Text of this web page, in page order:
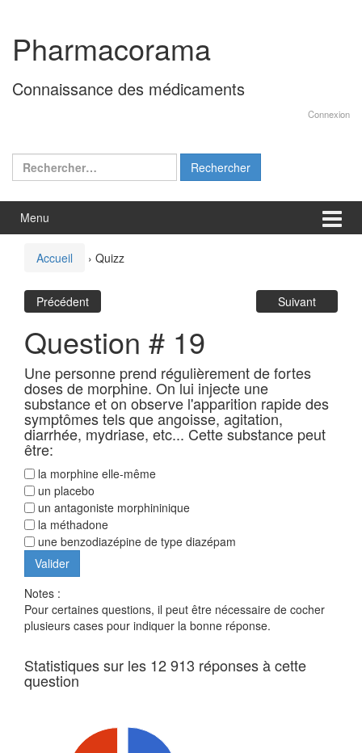
contenu
menu
principal
Pharmacorama
Connaissance des médicaments
Connexion
Rechercher :
Menu
Accueil › Quizz
Précédent Suivant
Question # 19
Une personne prend régulièrement de fortes
doses de morphine. On lui injecte une
substance et on observe l'apparition rapide des
symptômes tels que angoisse, agitation,
diarrhée, mydriase, etc... Cette substance peut
être:
la morphine elle-même
un placebo
un antagoniste morphininique
la méthadone
une benzodiazépine de type diazépam
Notes :
Pour certaines questions, il peut être nécessaire de cocher
plusieurs cases pour indiquer la bonne réponse.
Statistiques sur les 12 913 réponses à cette
question